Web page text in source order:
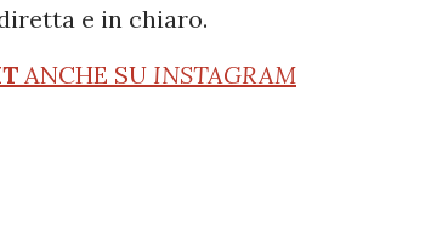
e in chiaro.
ANCHE SU INSTAGRAM